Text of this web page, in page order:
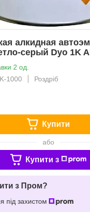
алкидная
серый Dyo 1K
2 од.
1000
Роздріб
Купити
або
Купити з
з Пром?
під захистом